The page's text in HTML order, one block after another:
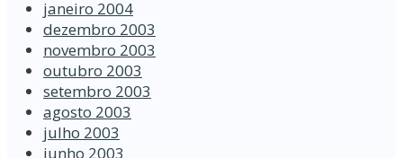
janeiro 2004
dezembro 2003
novembro 2003
outubro 2003
setembro 2003
agosto 2003
julho 2003
junho 2003